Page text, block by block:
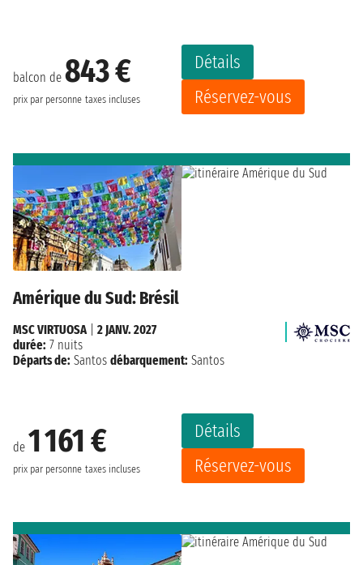
balcon de 843 €
prix par personne taxes incluses
Détails
Réservez-vous
Amérique du Sud: Brésil
de 1 161 €
prix par personne taxes incluses
Détails
Réservez-vous
MSC VIRTUOSA| 2 JANV. 2027
durée: 7 nuits
Départs de: Santos débarquement: Santos